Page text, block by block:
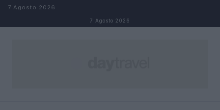
Salta al contenuto
7 Agosto 2026
7 Agosto 2026